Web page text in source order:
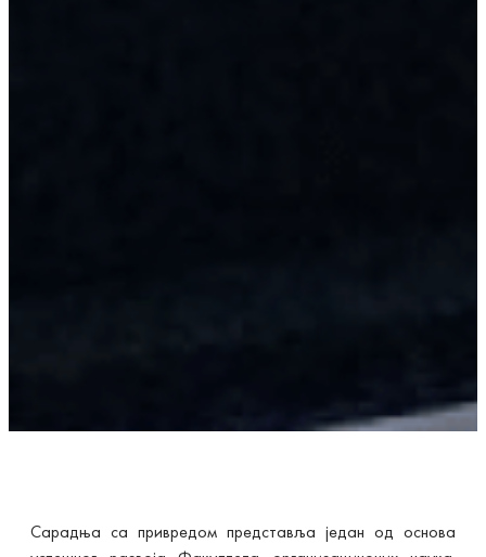
Сарадња са привредом представља један од основа